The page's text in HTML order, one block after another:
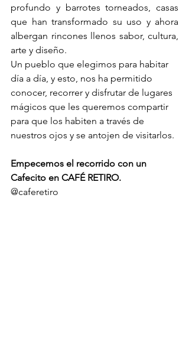
profundo y barrotes torneados, casas
que han transformado su uso y ahora
albergan rincones llenos sabor, cultura,
arte y diseño.
Un pueblo que elegimos para habitar
día a día, y esto, nos ha permitido
conocer, recorrer y disfrutar de lugares
mágicos que les queremos compartir
para que los habiten a través de
nuestros ojos y se antojen de visitarlos.
Empecemos el recorrido con un
Cafecito en CAFÉ RETIRO.
@caferetiro